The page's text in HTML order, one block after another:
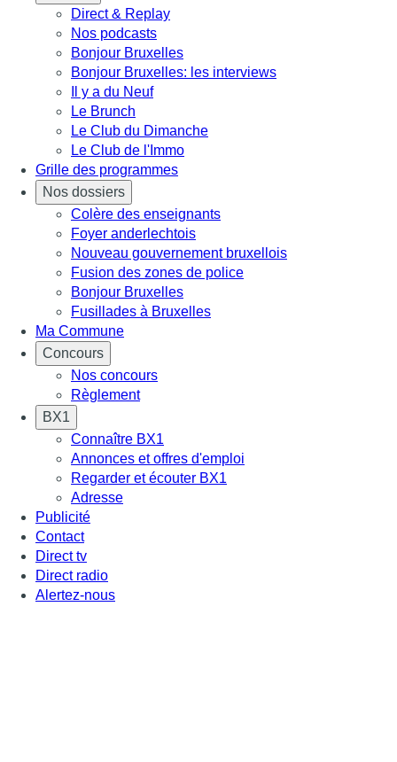
Direct & Replay
Nos podcasts
Bonjour Bruxelles
Bonjour Bruxelles: les interviews
Il y a du Neuf
Le Brunch
Le Club du Dimanche
Le Club de l'Immo
Grille des programmes
Nos dossiers
Colère des enseignants
Foyer anderlechtois
Nouveau gouvernement bruxellois
Fusion des zones de police
Bonjour Bruxelles
Fusillades à Bruxelles
Ma Commune
Concours
Nos concours
Règlement
BX1
Connaître BX1
Annonces et offres d'emploi
Regarder et écouter BX1
Adresse
Publicité
Contact
Direct tv
Direct radio
Alertez-nous